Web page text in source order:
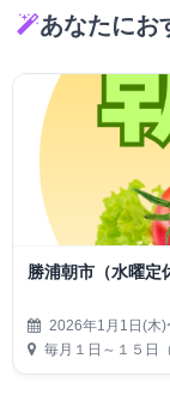
あなたにお
勝浦朝市（水曜定
2026年1月1日(木
毎月１日～１５日（下本